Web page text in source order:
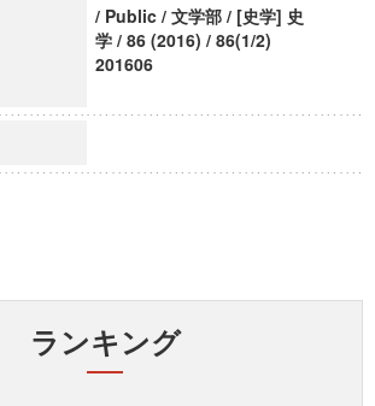
/ Public / 文学部 / [史学] 史
学 / 86 (2016) / 86(1/2)
201606
ランキング